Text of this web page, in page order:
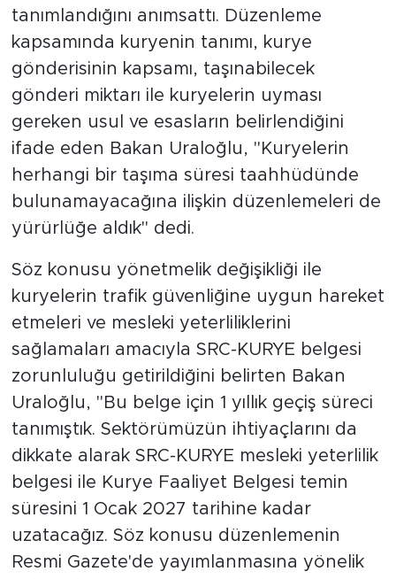
tanımlandığını anımsattı. Düzenleme
kapsamında kuryenin tanımı, kurye
gönderisinin kapsamı, taşınabilecek
gönderi miktarı ile kuryelerin uyması
gereken usul ve esasların belirlendiğini
ifade eden Bakan Uraloğlu, "Kuryelerin
herhangi bir taşıma süresi taahhüdünde
bulunamayacağına ilişkin düzenlemeleri de
yürürlüğe aldık" dedi.
Söz konusu yönetmelik değişikliği ile
kuryelerin trafik güvenliğine uygun hareket
etmeleri ve mesleki yeterliliklerini
sağlamaları amacıyla SRC-KURYE belgesi
zorunluluğu getirildiğini belirten Bakan
Uraloğlu, "Bu belge için 1 yıllık geçiş süreci
tanımıştık. Sektörümüzün ihtiyaçlarını da
dikkate alarak SRC-KURYE mesleki yeterlilik
belgesi ile Kurye Faaliyet Belgesi temin
süresini 1 Ocak 2027 tarihine kadar
uzatacağız. Söz konusu düzenlemenin
Resmi Gazete'de yayımlanmasına yönelik